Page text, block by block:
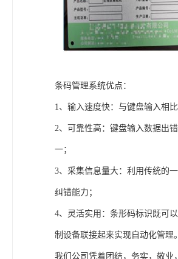
条码管理系统优点：
1、输入速度快：与键盘输入相
2、可靠性高：键盘输入数据出
一；
3、采集信息量大：利用传统的
纠错能力；
4、灵活实用：条形码标识既可
制设备联接起来实现自动化管理。
我们公司凭着团结，务实，敬业